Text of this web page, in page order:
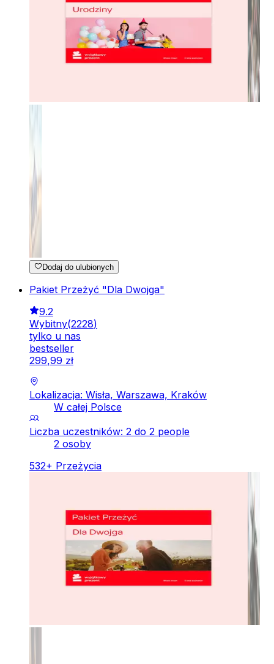
Dodaj do ulubionych
Pakiet Przeżyć "Dla Dwojga"
9.2
Wybitny(2228)
tylko u nas
bestseller
299,99 zł
Lokalizacja: Wisła, Warszawa, Kraków
W całej Polsce
Liczba uczestników: 2 do 2 people
2 osoby
532+ Przeżycia